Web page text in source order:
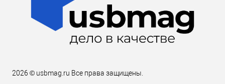
2026 © usbmag.ru Все права защищены.